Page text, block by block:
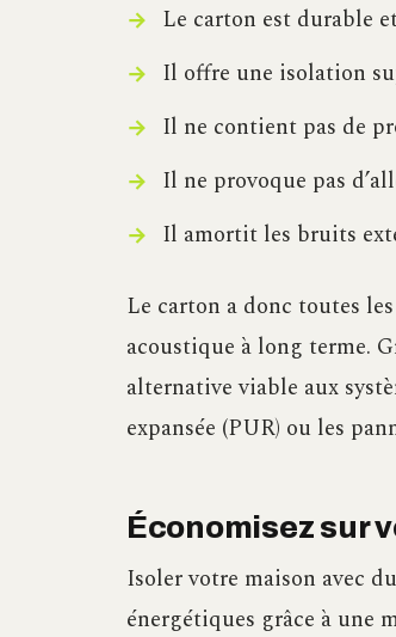
Le carton est durable
Il offre une isolation
Il ne contient pas de
Il ne provoque pas
Il amortit les bruits
Le carton a donc toutes
acoustique à long terme.
alternative viable aux
expansée (PUR) ou les
Économisez sur
Isoler votre maison avec
énergétiques grâce à une